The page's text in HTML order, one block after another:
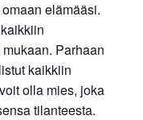
elämääsi.
Parhaan
kaikkiin
olla mies, joka
tilanteesta.